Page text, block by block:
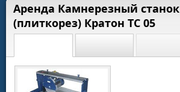
Аренда Камнерезный станок
(плиткорез) Кратон ТС 05